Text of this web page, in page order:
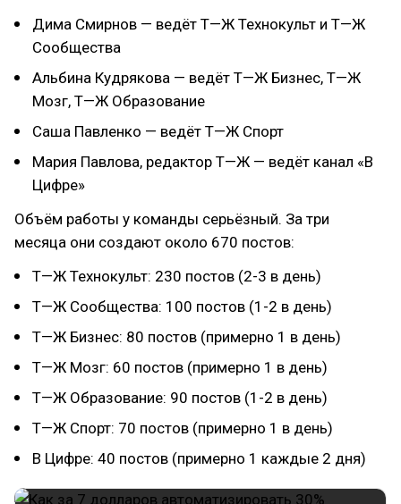
Дима Смирнов — ведёт Т—Ж Технокульт и Т—Ж
Сообщества
Альбина Кудрякова — ведёт Т—Ж Бизнес, Т—Ж
Мозг, Т—Ж Образование
Саша Павленко — ведёт Т—Ж Спорт
Мария Павлова, редактор Т—Ж — ведёт канал «В
Цифре»
Объём работы у команды серьёзный. За три
месяца они создают около 670 постов:
Т—Ж Технокульт: 230 постов (2-3 в день)
Т—Ж Сообщества: 100 постов (1-2 в день)
Т—Ж Бизнес: 80 постов (примерно 1 в день)
Т—Ж Мозг: 60 постов (примерно 1 в день)
Т—Ж Образование: 90 постов (1-2 в день)
Т—Ж Спорт: 70 постов (примерно 1 в день)
В Цифре: 40 постов (примерно 1 каждые 2 дня)